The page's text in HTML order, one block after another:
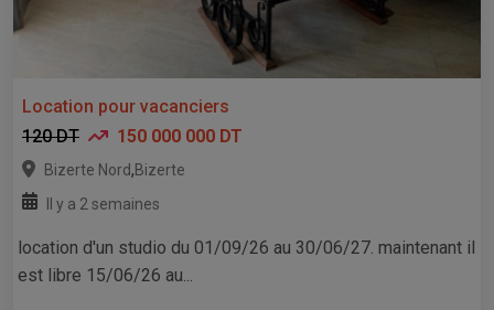
Location pour vacanciers
120 DT
150 000 000 DT
Bizerte Nord,Bizerte
Il y a 2 semaines
location d'un studio du 01/09/26 au 30/06/27. maintenant il
est libre 15/06/26 au...